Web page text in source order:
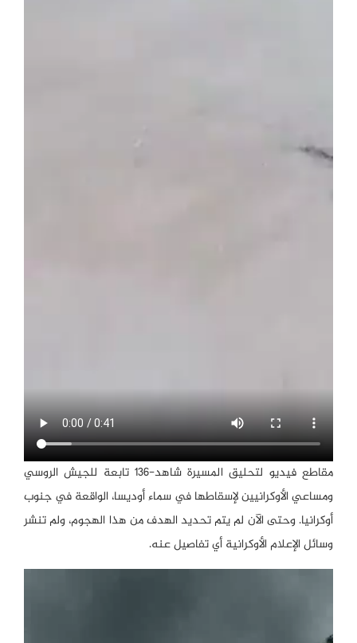
مقاطع فيديو لتحليق المسيرة شاهد-136 تابعة للجيش الروسي
ومساعي الأوكرانيين لإسقاطها في سماء أوديسا، الواقعة في جنوب
أوكرانيا. وحتى الآن لم يتم تحديد الهدف من هذا الهجوم، ولم تنشر
وسائل الإعلام الأوكرانية أي تفاصيل عنه.